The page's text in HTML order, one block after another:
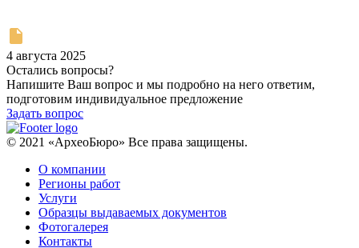
4 августа 2025
Остались вопросы?
Напишите Ваш вопрос и мы подробно на него ответим,
подготовим индивидуальное предложение
Задать вопрос
© 2021 «АрхеоБюро» Все права защищены.
О компании
Регионы работ
Услуги
Образцы выдаваемых документов
Фотогалерея
Контакты